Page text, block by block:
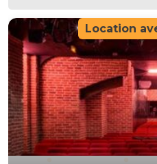
Location